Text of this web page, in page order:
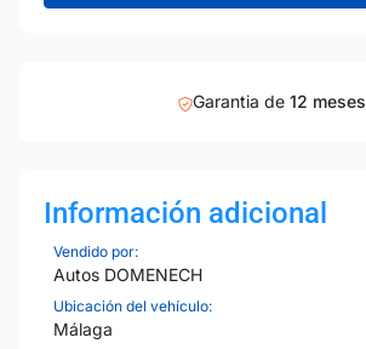
Garantia de 12 meses
Información adicional
Vendido por:
Autos DOMENECH
Ubicación del vehículo:
Málaga